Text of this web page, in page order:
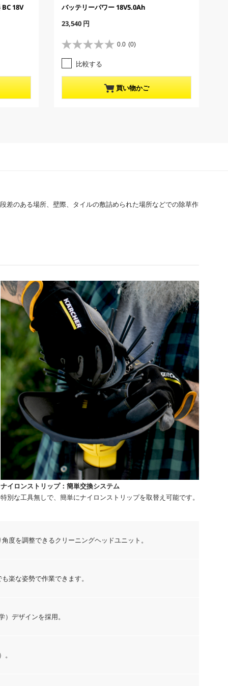
18V
バッテリーパワー 18V5.0Ah
C
r
r
e
n
t
p
r
23,540 円
0.0 (0)
星
0
.
0
5
比較する
買い物かご
差のある場所、壁際、タイルの敷詰められた場所などでの除草作
ナイロンストリップ：簡単交換システム
特別な工具無しで、簡単にナイロンストリップを取替え可能です。
度を調整できるクリーニングヘッドユニット。
楽な姿勢で作業できます。
デザインを採用。